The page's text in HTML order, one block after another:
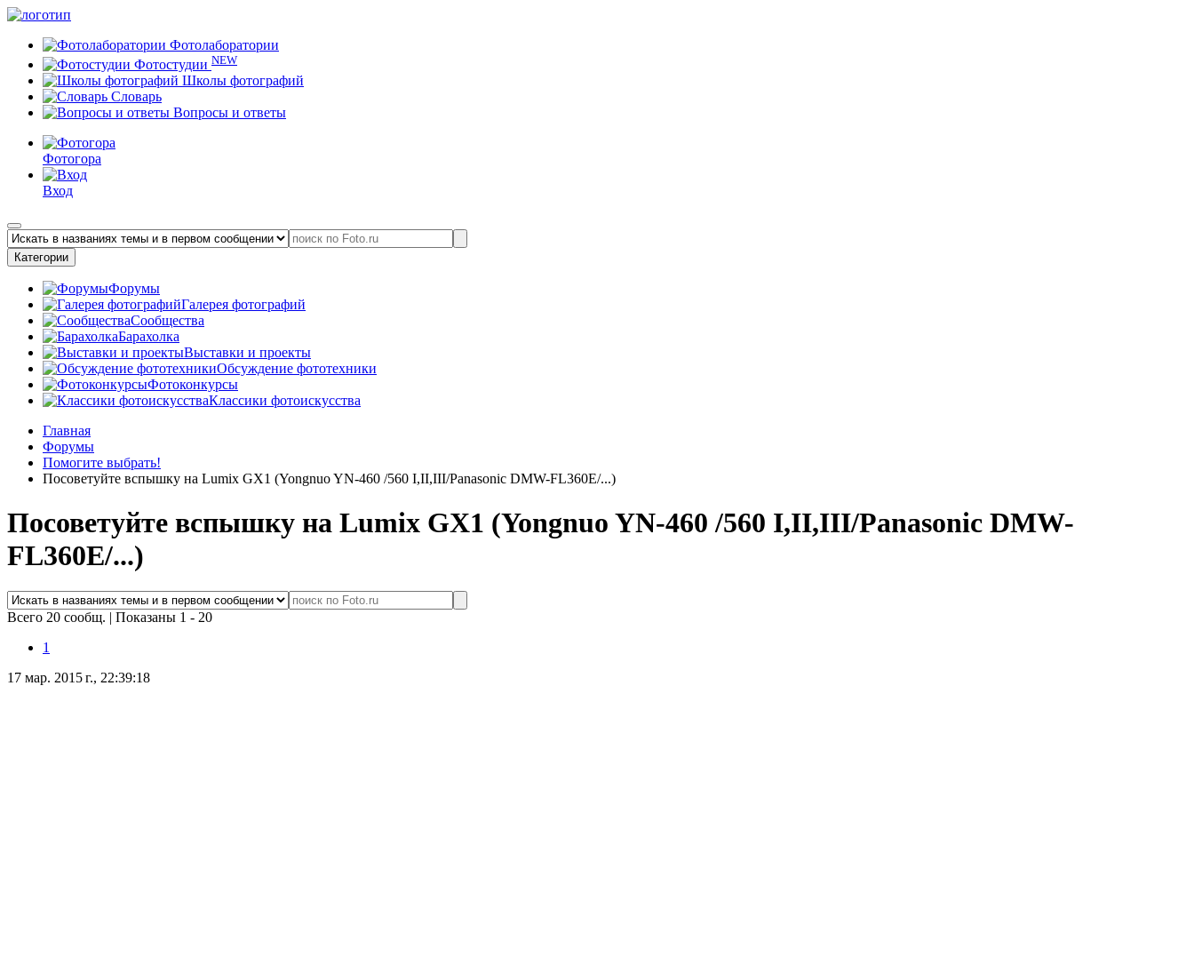
Фотолаборатории
Фотостудии NEW
Школы фотографий
Словарь
Вопросы и ответы
Фотогора
Вход
Категории
Форумы
Галерея фотографий
Сообщества
Барахолка
Выставки и проекты
Обсуждение фототехники
Фотоконкурсы
Классики фотоискусства
Главная
Форумы
Помогите выбрать!
Посоветуйте вспышку на Lumix GX1 (Yongnuo YN-460 /560 I,II,III/Panasonic DMW-FL360E/...)
Посоветуйте вспышку на Lumix GX1 (Yongnuo YN-460 /560 I,II,III/Panasonic DMW-
FL360E/...)
Всего 20 сообщ. | Показаны 1 - 20
1
17 мар. 2015 г., 22:39:18